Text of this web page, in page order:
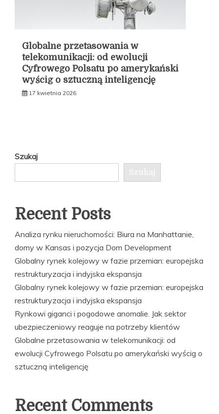
Globalne przetasowania w
telekomunikacji: od ewolucji
Cyfrowego Polsatu po amerykański
wyścig o sztuczną inteligencję
17 kwietnia 2026
Szukaj
Szukaj
Recent Posts
Analiza rynku nieruchomości: Biura na Manhattanie,
domy w Kansas i pozycja Dom Development
Globalny rynek kolejowy w fazie przemian: europejska
restrukturyzacja i indyjska ekspansja
Globalny rynek kolejowy w fazie przemian: europejska
restrukturyzacja i indyjska ekspansja
Rynkowi giganci i pogodowe anomalie. Jak sektor
ubezpieczeniowy reaguje na potrzeby klientów
Globalne przetasowania w telekomunikacji: od
ewolucji Cyfrowego Polsatu po amerykański wyścig o
sztuczną inteligencję
Recent Comments